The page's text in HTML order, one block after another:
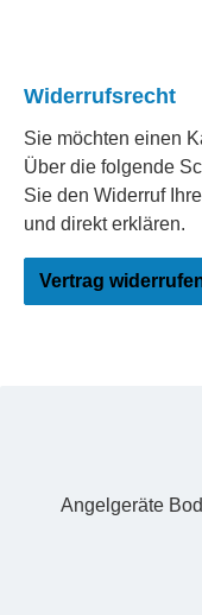
Widerrufsrecht
Sie möchten einen
Über die folgende
Sie den Widerruf
und direkt erklären.
Vertrag
Angelgeräte